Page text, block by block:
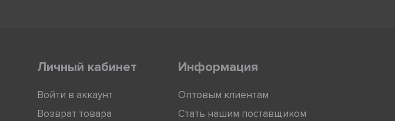
Личный кабинет
Войти в аккаунт
Возврат товара
Информация
Оптовым клиентам
Стать нашим поставщиком